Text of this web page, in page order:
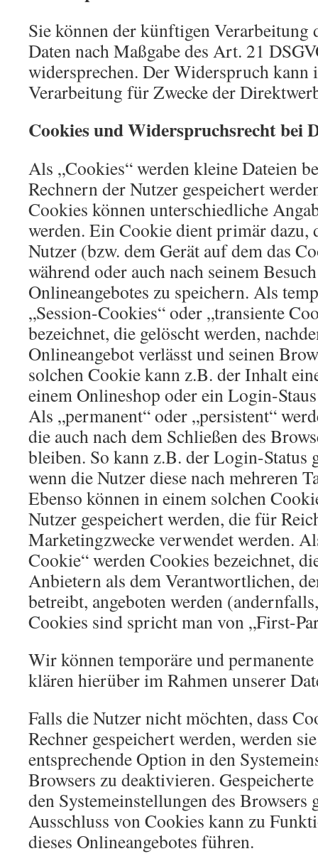
Sie können der künftigen Verarbeitung
Daten nach Maßgabe des Art. 21
widersprechen. Der Widerspruch kann
Verarbeitung für Zwecke der
Cookies und Widerspruchsrecht bei
Als „Cookies“ werden kleine Dateien
Rechnern der Nutzer gespeichert
Cookies können unterschiedliche
werden. Ein Cookie dient primär dazu,
Nutzer (bzw. dem Gerät auf dem das
während oder auch nach seinem
Onlineangebotes zu speichern. Als
„Session-Cookies“ oder „transiente
bezeichnet, die gelöscht werden,
Onlineangebot verlässt und seinen
solchen Cookie kann z.B. der Inhalt
einem Onlineshop oder ein Login-
Als „permanent“ oder „persistent“
die auch nach dem Schließen des
bleiben. So kann z.B. der Login-Status
wenn die Nutzer diese nach mehreren
Ebenso können in einem solchen
Nutzer gespeichert werden, die für
Marketingzwecke verwendet werden.
Cookie“ werden Cookies bezeichnet,
Anbietern als dem Verantwortlichen,
betreibt, angeboten werden
Cookies sind spricht man von „First-
Wir können temporäre und
klären hierüber im Rahmen unserer
Falls die Nutzer nicht möchten, dass
Rechner gespeichert werden, werden
entsprechende Option in den
Browsers zu deaktivieren.
den Systemeinstellungen des Browsers
Ausschluss von Cookies kann zu
dieses Onlineangebotes führen.